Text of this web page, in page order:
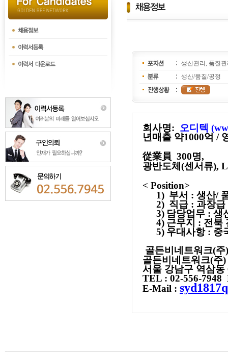
생산관리, 품질
생산/품질/공정
회사명: 오디텍
년매출 약1000억 /
從業員 300명,
광반도체 (센서류),
< Position>
1) 부서 : 생산/
2) 직급: 과장급
3) 담당업무: 생
4) 근무지 : 전북
5) 우대사항: 중
골든비네트워크(주)
골든비네트워크(주)
서울 강남구 역삼동
TEL : 02-556-7948
E-Mail :